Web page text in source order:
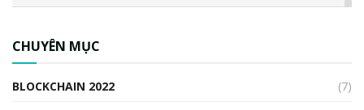
CHUYÊN MỤC
BLOCKCHAIN 2022
(7)